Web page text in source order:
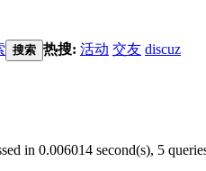
搜索 热搜: 活动 交友 discuz
in 0.006014 second(s), 5